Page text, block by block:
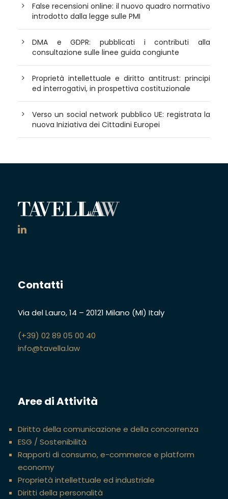
False recensioni online: il nuovo quadro normativo
introdotto dalla legge sulle PMI
DMA e GDPR: pubblicati i contributi alla
consultazione sulle linee guida congiunte
Proprietà intellettuale e diritto antitrust: principi
ed interrogativi, in prospettiva costituzionale
Verso un social network pubblico UE: registrata la
nuova Iniziativa dei Cittadini Europei
Contatti
Via del Lauro, 14 – 20121 Milano (MI) Italy
(+39) 02 89 05 00 40
info@tavella.law
Aree di Attività
Diritto della comunicazione e della concorrenza
ESG / Sostenibilità
Rapporti di consumo, e-commerce e platform
economy
Proprietà intellettuale ed industriale
Diritti della personalità